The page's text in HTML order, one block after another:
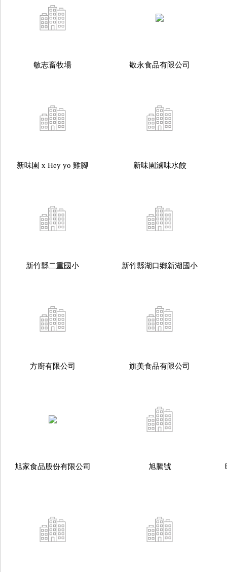
敏志畜牧場 敬永食品有限公司
新味園 x Hey yo 雞腳 新味園滷味水餃
新竹縣二重國小 新竹縣湖口鄉新湖國小
方廚有限公司 旗美食品有限公司
旭家食品股份有限公司 旭騰號